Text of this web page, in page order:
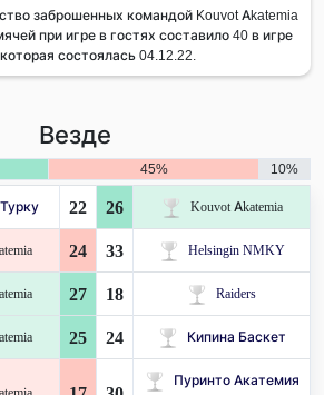
заброшенных командой Kouvot Akatemia
при игре в гостях составило 40 в игре
состоялась 04.12.22.
Везде
45% 10%
22 26 Kouvot Akatemia
24 33 Helsingin NMKY
27 18 Raiders
25 24 Кипина Баскет
Пуринто Акатемия